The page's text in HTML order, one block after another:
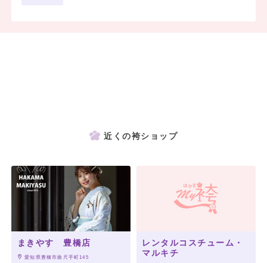
近くの袴ショップ
まきやす 豊橋店
愛知県豊橋市曲尺手町145
レンタルコスチューム・
マルキチ